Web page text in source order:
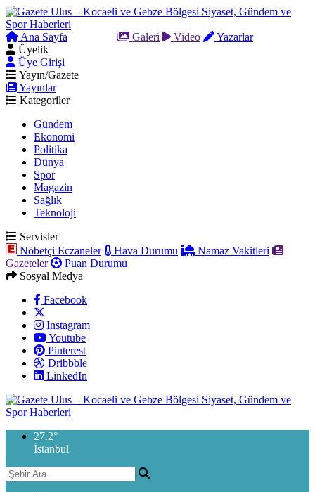
Ana Sayfa Galeri Video
Yazarlar
Üyelik
Üye Girişi
Yayın/Gazete
Yayınlar
Kategoriler
Gündem
Ekonomi
Politika
Dünya
Spor
Magazin
Sağlık
Teknoloji
Servisler
Nöbetçi Eczaneler
Hava Durumu
Namaz Vakitleri
Gazeteler
Puan Durumu
Sosyal Medya
Facebook
Instagram
Youtube
Pinterest
Dribbble
LinkedIn
27.2°
İstanbul